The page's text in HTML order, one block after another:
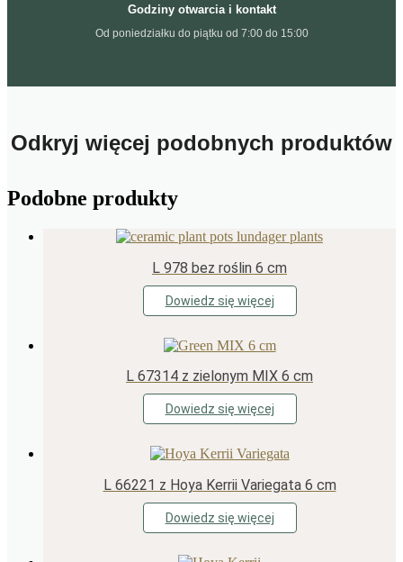
Godziny otwarcia i kontakt
Od poniedziałku do piątku od 7:00 do 15:00
Odkryj więcej podobnych produktów
Podobne produkty
L 978 bez roślin 6 cm
Dowiedz się więcej
L 67314 z zielonym MIX 6 cm
Dowiedz się więcej
L 66221 z Hoya Kerrii Variegata 6 cm
Dowiedz się więcej